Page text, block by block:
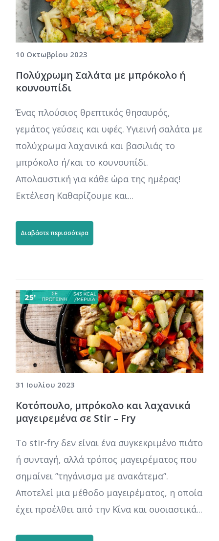
10 Οκτωβρίου 2023
Πολύχρωμη Σαλάτα με μπρόκολο ή
κουνουπίδι
Ένας πλούσιος θρεπτικός θησαυρός,
γεμάτος γεύσεις και υφές. Υγιεινή σαλάτα με
πολύχρωμα λαχανικά και βασιλιάς το
μπρόκολο ή/και το κουνουπίδι.
Απολαυστική για κάθε ώρα της ημέρας!
Εκτέλεση Καθαρίζουμε και...
Διαβάστε περισσότερα
31 Ιουλίου 2023
Κοτόπουλο, μπρόκολο και λαχανικά
μαγειρεμένα σε Stir – Fry
Το stir-fry δεν είναι ένα συγκεκριμένο πιάτο
ή συνταγή, αλλά τρόπος μαγειρέματος που
σημαίνει ”τηγάνισμα με ανακάτεμα”.
Αποτελεί μια μέθοδο μαγειρέματος, η οποία
έχει προέλθει από την Κίνα και ουσιαστικά...